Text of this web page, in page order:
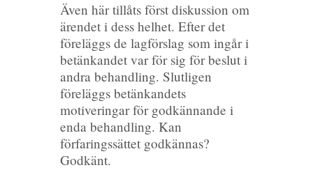
Även här tillåts först diskussion om
ärendet i dess helhet. Efter det
föreläggs de lagförslag som ingår i
betänkandet var för sig för beslut i
andra behandling. Slutligen
föreläggs betänkandets
motiveringar för godkännande i
enda behandling. Kan
förfaringssättet godkännas?
Godkänt.